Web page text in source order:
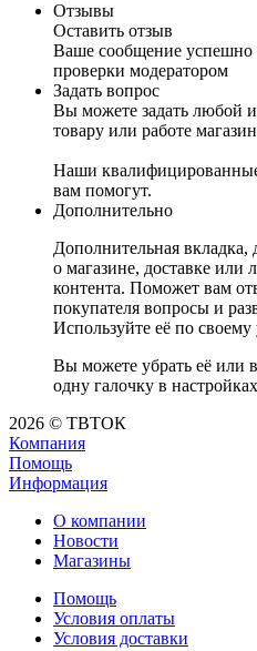
Отзывы
Оставить отзыв
Ваше сообщение успешно
проверки модератором
Задать вопрос
Вы можете задать любой
товару или работе
Наши
вам помогут.
Дополнительно
Дополнительная
о магазине, доставке или
контента. Поможет вам
покупателя вопросы и
Используйте её по
Вы можете убрать её или
одну галочку в
2026 © ТВТОК
Компания
Помощь
Информация
О компании
Новости
Магазины
Помощь
Условия оплаты
Условия доставки